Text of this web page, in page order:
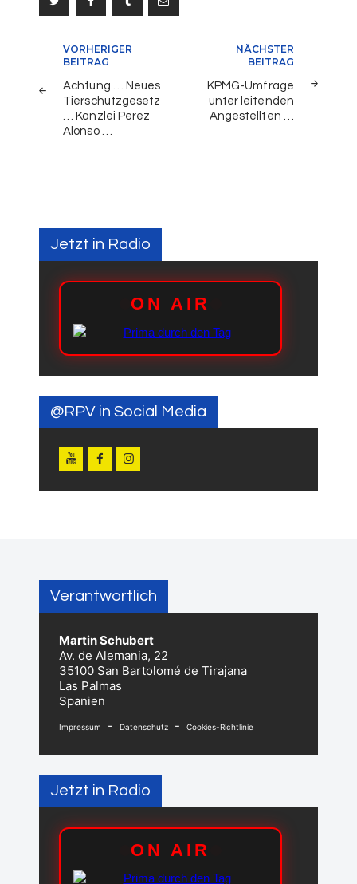
Beitragsnavigation
VORHERIGER
BEITRAG
Achtung … Neues
Tierschutzgesetz
… Kanzlei Perez
Alonso …
NÄCHSTER
BEITRAG
KPMG-Umfrage
unter leitenden
Angestellten …
Jetzt in Radio
@RPV in Social Media
Verantwortlich
Martin Schubert
Av. de Alemania, 22
35100 San Bartolomé de Tirajana
Las Palmas
Spanien
Impressum - Datenschutz - Cookies-Richtlinie
Jetzt in Radio